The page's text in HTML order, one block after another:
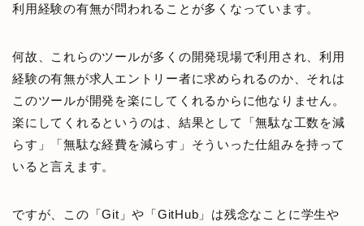
利用経験の有無が問われることが多くなっています。
何故、これらのツールが多くの開発現場で利用され、利用
経験の有無が求人エントリー者に求められるのか、それは
このツールが開発を楽にしてくれるからに他なりません。
楽にしてくれるというのは、結果として「無駄な工数を減
らす」「無駄な経費を減らす」そういった仕組みを持って
いると言えます。
ですが、この「Git」や「GitHub」は残念なことに学生や